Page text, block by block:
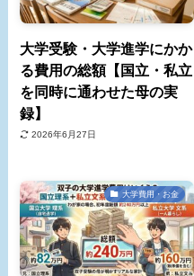
大学受験・大学進学にかか
る費用の総額【国立・私立
を同時に通わせた母の実
録】
2026年6月27日
大学費用・お金